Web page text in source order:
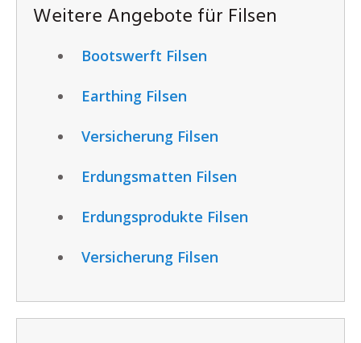
Weitere Angebote für Filsen
Bootswerft Filsen
Earthing Filsen
Versicherung Filsen
Erdungsmatten Filsen
Erdungsprodukte Filsen
Versicherung Filsen